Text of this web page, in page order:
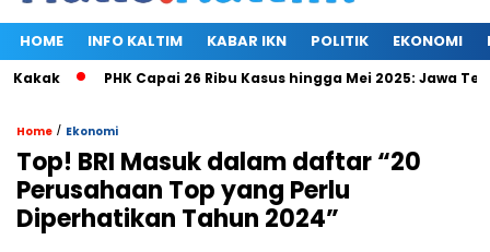
HOME INFO KALTIM KABAR IKN POLITIK EKONOMI
PHK Capai 26 Ribu Kasus hingga Mei 2025: Jawa
Home / Ekonomi
Top! BRI Masuk dalam daftar “20
Perusahaan Top yang Perlu
Diperhatikan Tahun 2024”